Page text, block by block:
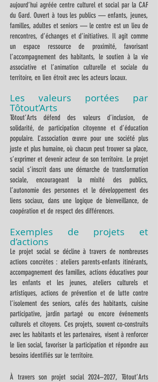
aujourd’hui agréée centre culturel et social par la CAF
du Gard. Ouvert à tous les publics — enfants, jeunes,
familles, adultes et seniors — le centre est un lieu de
rencontres, d’échanges et d’initiatives. Il agit comme
un espace ressource de proximité, favorisant
l’accompagnement des habitants, le soutien à la vie
associative et l’animation culturelle et sociale du
territoire, en lien étroit avec les acteurs locaux.
Les valeurs portées par
Tôtout’Arts
Tôtout’Arts défend des valeurs d’inclusion, de
solidarité, de participation citoyenne et d’éducation
populaire. L’association œuvre pour une société plus
juste et plus humaine, où chacun peut trouver sa place,
s’exprimer et devenir acteur de son territoire. Le projet
social s’inscrit dans une démarche de transformation
sociale, encourageant la mixité des publics,
l’autonomie des personnes et le développement des
liens sociaux, dans une logique de bienveillance, de
coopération et de respect des différences.
Exemples de projets et
d’actions
Le projet social se décline à travers de nombreuses
actions concrètes : ateliers parents-enfants itinérants,
accompagnement des familles, actions éducatives pour
les enfants et les jeunes, ateliers culturels et
artistiques, actions de prévention et de lutte contre
l’isolement des seniors, cafés des habitants, cuisine
participative, jardin partagé ou encore événements
culturels et citoyens. Ces projets, souvent co-construits
avec les habitants et les partenaires, visent à renforcer
le lien social, favoriser la participation et répondre aux
besoins identifiés sur le territoire.
À travers son projet social 2024–2027, Tôtout’Arts